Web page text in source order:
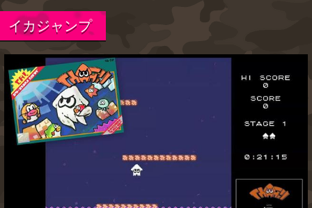
イカジャンプ